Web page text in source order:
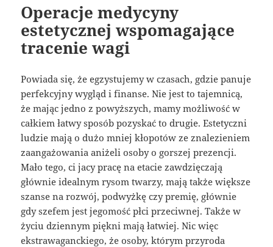
Operacje medycyny
estetycznej wspomagające
tracenie wagi
Powiada się, że egzystujemy w czasach, gdzie panuje
perfekcyjny wygląd i finanse. Nie jest to tajemnicą,
że mając jedno z powyższych, mamy możliwość w
całkiem łatwy sposób pozyskać to drugie. Estetyczni
ludzie mają o dużo mniej kłopotów ze znalezieniem
zaangażowania aniżeli osoby o gorszej prezencji.
Mało tego, ci jacy pracę na etacie zawdzięczają
głównie idealnym rysom twarzy, mają także większe
szanse na rozwój, podwyżkę czy premię, głównie
gdy szefem jest jegomość płci przeciwnej. Także w
życiu dziennym piękni mają łatwiej. Nic więc
ekstrawaganckiego, że osoby, którym przyroda